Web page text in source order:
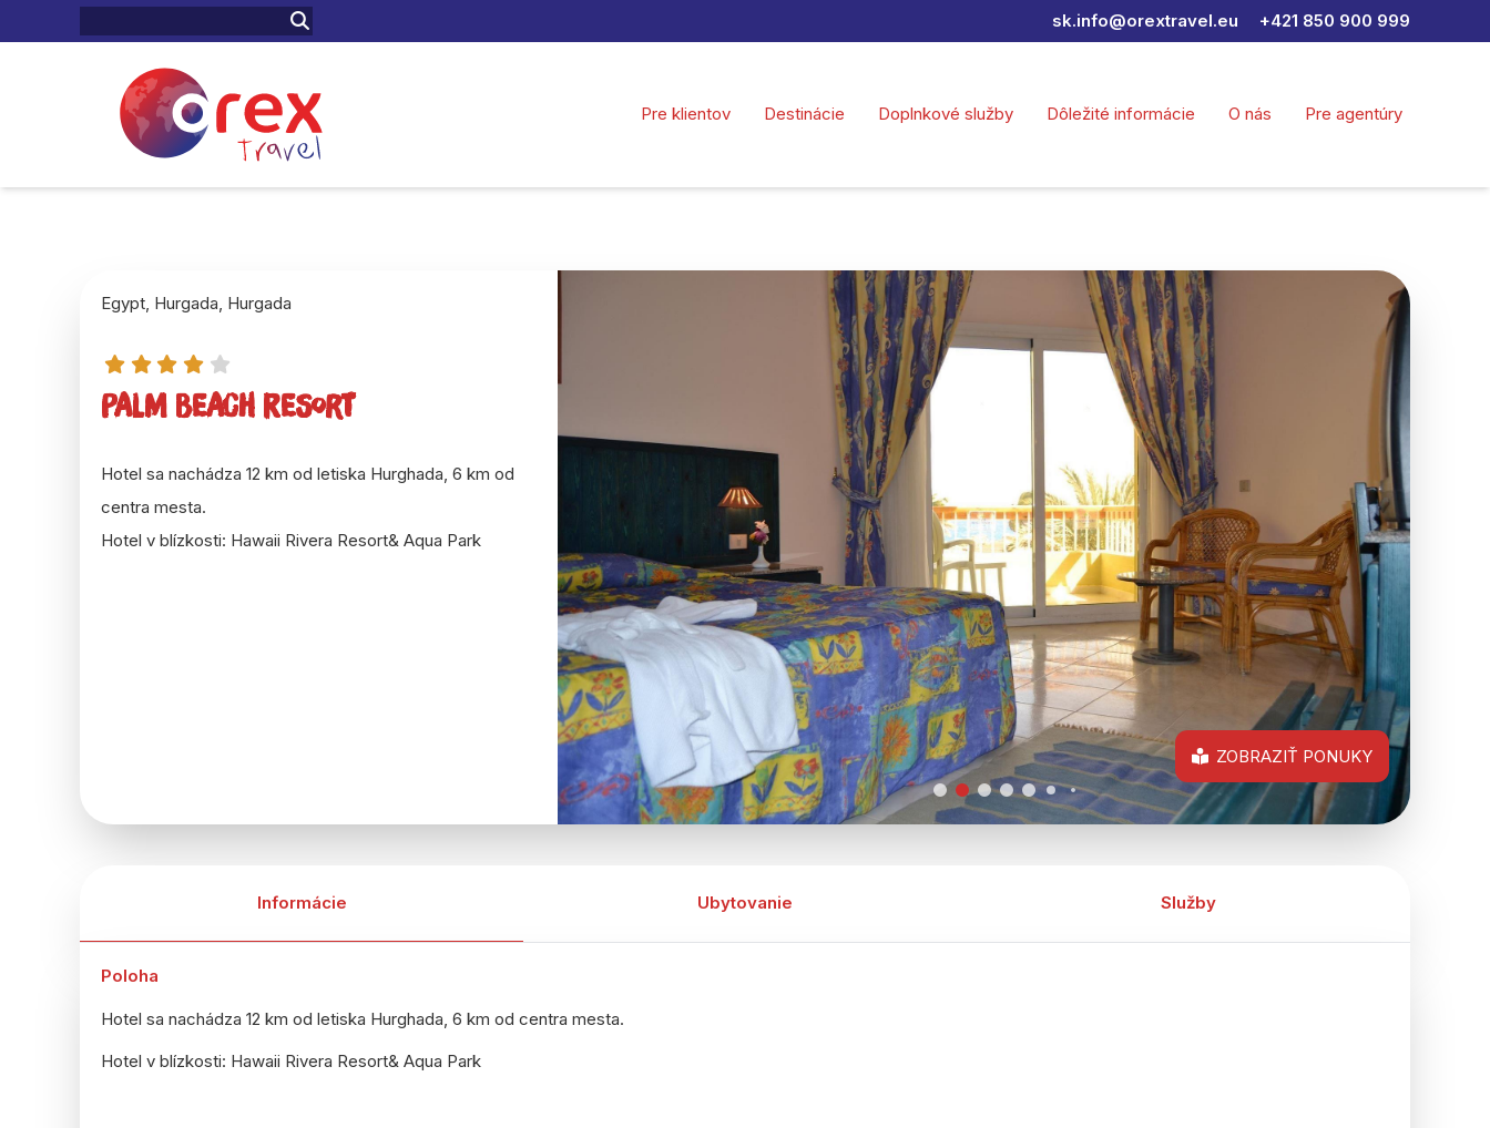
sk.info@orextravel.eu +421 850 900 999
Pre klientov Destinácie Doplnkové služby Dôležité informácie O nás Pre agentúry
Egypt, Hurgada, Hurgada
Palm Beach Resort
Hotel sa nachádza 12 km od letiska Hurghada, 6 km od
centra mesta.
Hotel v blízkosti: Hawaii Rivera Resort& Aqua Park
ZOBRAZIŤ PONUKY
Informácie Ubytovanie Služby
Poloha
Hotel sa nachádza 12 km od letiska Hurghada, 6 km od centra mesta.
Hotel v blízkosti: Hawaii Rivera Resort& Aqua Park